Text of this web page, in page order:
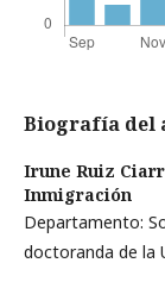
Biografía del
Irune Ruiz
Inmigración
Departamento:
doctoranda de la